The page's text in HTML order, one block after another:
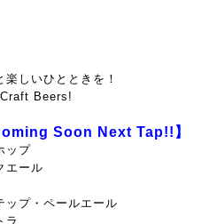
しいひとときを！
Beers!
Soon Next Tap!!】
ップ
エール
プ・ペールエール
ラ